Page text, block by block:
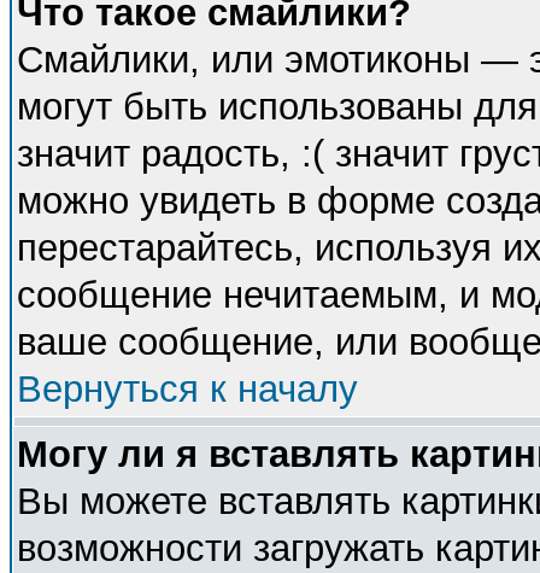
Что такое смайлики?
Смайлики, или эмотиконы —
могут быть использованы
значит радость, :( значит
можно увидеть в форме
перестарайтесь, используя
сообщение нечитаемым, и
ваше сообщение, или вообще
Вернуться к началу
Могу ли я вставлять
Вы можете вставлять
возможности загружать